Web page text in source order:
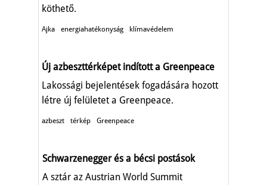
köthető.
Ajka energiahatékonyság klímavédelem
Új azbeszttérképet indított a Greenpeace
Lakossági bejelentések fogadására hozott
létre új felületet a Greenpeace.
azbeszt térkép Greenpeace
Schwarzenegger és a bécsi postások
A sztár az Austrian World Summit